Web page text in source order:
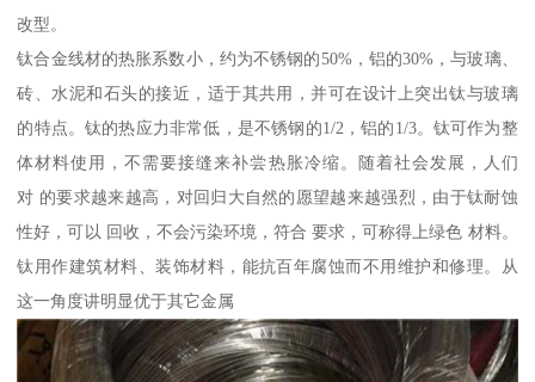
改型。
钛合金线材的热胀系数小，约为不锈钢的50%，铝的30%，与玻璃、
砖、水泥和石头的接近，适于其共用，并可在设计上突出钛与玻璃
的特点。钛的热应力非常低，是不锈钢的1/2，铝的1/3。钛可作为整
体材料使用，不需要接缝来补尝热胀冷缩。随着社会发展，人们
对 的要求越来越高，对回归大自然的愿望越来越强烈，由于钛耐蚀
性好，可以 回收，不会污染环境，符合 要求，可称得上绿色 材料。
钛用作建筑材料、装饰材料，能抗百年腐蚀而不用维护和修理。从
这一角度讲明显优于其它金属